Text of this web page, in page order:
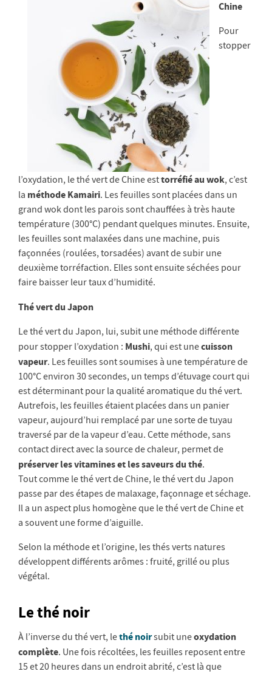
Chine
Pour
stopper
l’oxydation, le thé vert de Chine esttorréfié au wok, c’est
la méthode Kamairi. Les feuilles sont placées dans un
grand wok dont les parois sont chauffées à très haute
température (300°C) pendant quelques minutes. Ensuite,
les feuilles sont malaxées dans une machine, puis
façonnées (roulées, torsadées) avant de subir une
deuxième torréfaction. Elles sont ensuite séchées pour
faire baisser leur taux d’humidité.
Thé vert du Japon
Le thé vert du Japon, lui, subit une méthode différente
pour stopper l’oxydation : Mushi, qui est unecuisson
vapeur. Les feuilles sont soumises à une température de
100°C environ 30 secondes, un temps d’étuvage court qui
est déterminant pour la qualité aromatique du thé vert.
Autrefois, les feuilles étaient placées dans un panier
vapeur, aujourd’hui remplacé par une sorte de tuyau
traversé par de la vapeur d’eau. Cette méthode, sans
contact direct avec la source de chaleur, permet de
préserver les vitamines et les saveurs du thé.
Tout comme le thé vert de Chine, le thé vert du Japon
passe par des étapes de malaxage, façonnage et séchage.
Il a un aspect plus homogène que le thé vert de Chine et
a souvent une forme d’aiguille.
Selon la méthode et l’origine, les thés verts natures
développent différents arômes : fruité, grillé ou plus
végétal.
Le thé noir
À l’inverse du thé vert, lethé noirsubit uneoxydation
complète. Une fois récoltées, les feuilles reposent entre
15 et 20 heures dans un endroit abrité, c’est là que